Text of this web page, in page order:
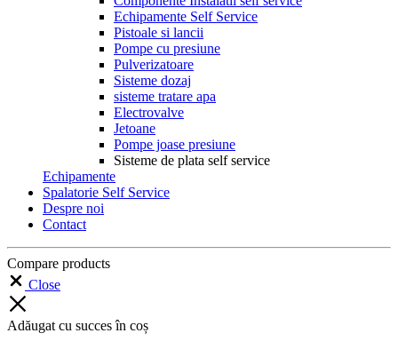
Echipamente Self Service
Pistoale si lancii
Pompe cu presiune
Pulverizatoare
Sisteme dozaj
sisteme tratare apa
Electrovalve
Jetoane
Pompe joase presiune
Sisteme de plata self service
Echipamente
Spalatorie Self Service
Despre noi
Contact
Compare products
Close
Adăugat cu succes în coș